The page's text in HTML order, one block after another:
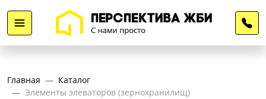
Главная
Каталог
Элементы элеваторов (зернохранилищ)